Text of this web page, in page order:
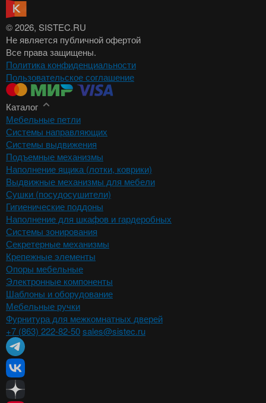
© 2026, SISTEC.RU
Не является публичной офертой
Все права защищены.
Политика конфиденциальности
Пользовательское соглашение
Каталог
Мебельные петли
Системы направляющих
Системы выдвижения
Подъемные механизмы
Наполнение ящика (лотки, коврики)
Выдвижные механизмы для мебели
Сушки (посудосушители)
Гигиенические поддоны
Наполнение для шкафов и гардеробных
Системы зонирования
Секретерные механизмы
Крепежные элементы
Опоры мебельные
Электронные компоненты
Шаблоны и оборудование
Мебельные ручки
Фурнитура для межкомнатных дверей
+7 (863) 222-82-50sales@sistec.ru